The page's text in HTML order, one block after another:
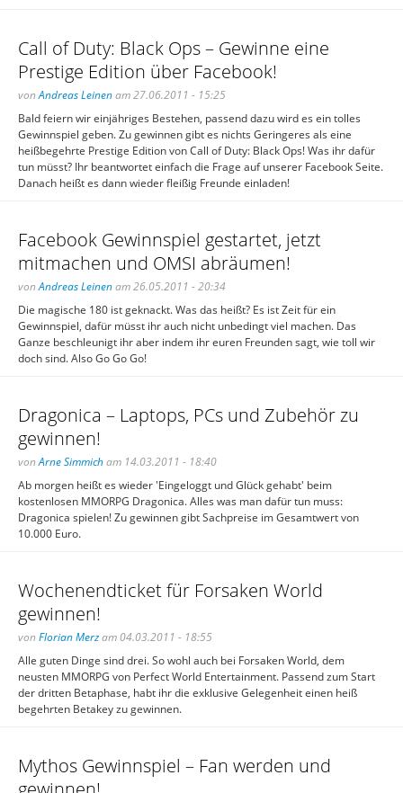
Call of Duty: Black Ops – Gewinne eine
Prestige Edition über Facebook!
vonAndreas Leinenam 27.06.2011 - 15:25
Bald feiern wir einjähriges Bestehen, passend dazu wird es ein tolles
Gewinnspiel geben. Zu gewinnen gibt es nichts Geringeres als eine
heißbegehrte Prestige Edition von Call of Duty: Black Ops! Was ihr dafür
tun müsst? Ihr beantwortet einfach die Frage auf unserer Facebook Seite.
Danach heißt es dann wieder fleißig Freunde einladen!
Facebook Gewinnspiel gestartet, jetzt
mitmachen und OMSI abräumen!
vonAndreas Leinenam 26.05.2011 - 20:34
Die magische 180 ist geknackt. Was das heißt? Es ist Zeit für ein
Gewinnspiel, dafür müsst ihr auch nicht unbedingt viel machen. Das
Ganze beschleunigt ihr aber indem ihr euren Freunden sagt, wie toll wir
doch sind. Also Go Go Go!
Dragonica – Laptops, PCs und Zubehör zu
gewinnen!
vonArne Simmicham 14.03.2011 - 18:40
Ab morgen heißt es wieder 'Eingeloggt und Glück gehabt' beim
kostenlosen MMORPG Dragonica. Alles was man dafür tun muss:
Dragonica spielen! Zu gewinnen gibt Sachpreise im Gesamtwert von
10.000 Euro.
Wochenendticket für Forsaken World
gewinnen!
von Florian Merzam 04.03.2011 - 18:55
Alle guten Dinge sind drei. So wohl auch bei Forsaken World, dem
neusten MMORPG von Perfect World Entertainment. Passend zum Start
der dritten Betaphase, habt ihr die exklusive Gelegenheit einen heiß
begehrten Betakey zu gewinnen.
Mythos Gewinnspiel – Fan werden und